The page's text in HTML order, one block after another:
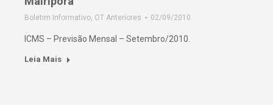
Boletim Informativo, OT Anteriores 02/09/2010
ICMS – Previsão Mensal – Setembro/2010.
Leia Mais